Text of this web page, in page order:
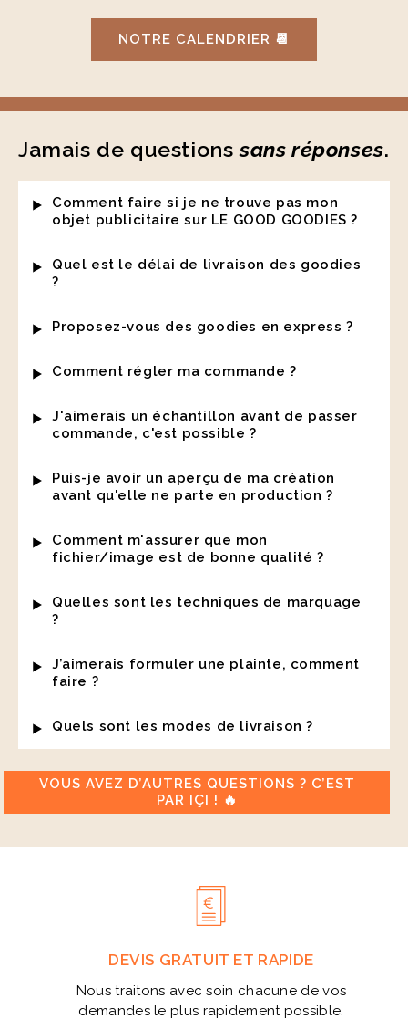
NOTRE CALENDRIER 📆
Jamais de questionssans réponses.
Comment faire si je ne trouve pas mon
objet publicitaire sur LE GOOD GOODIES ?
Quel est le délai de livraison des goodies
?
Proposez-vous des goodies en express ?
Comment régler ma commande ?
J'aimerais un échantillon avant de passer
commande, c'est possible ?
Puis-je avoir un aperçu de ma création
avant qu'elle ne parte en production ?
Comment m'assurer que mon
fichier/image est de bonne qualité ?
Quelles sont les techniques de marquage
?
J’aimerais formuler une plainte, comment
faire ?
Quels sont les modes de livraison ?
VOUS AVEZ D’AUTRES QUESTIONS ? C’EST
PAR IÇI ! 🔥
DEVIS GRATUIT ET RAPIDE
Nous traitons avec soin chacune de vos
demandes le plus rapidement possible.